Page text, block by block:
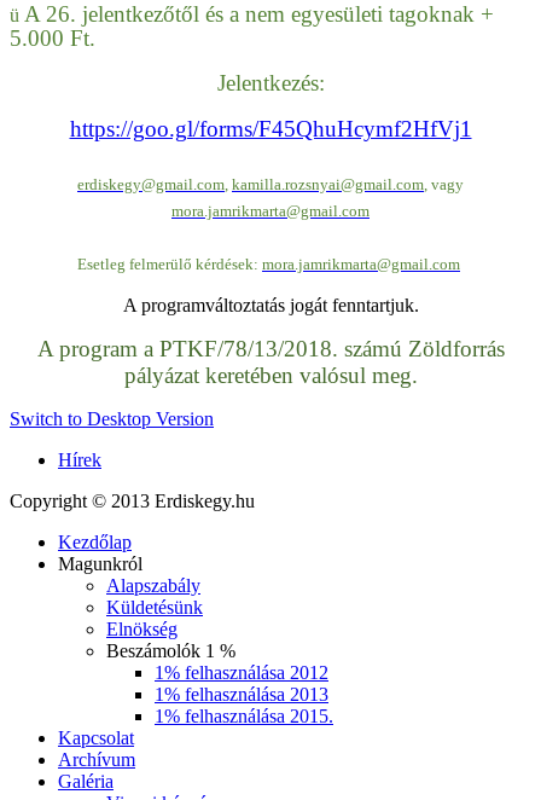
ü A 26. jelentkezőtől és a nem egyesületi tagoknak +
5.000 Ft.
Jelentkezés:
https://goo.gl/forms/F45QhuHcymf2HfVj1
erdiskegy@gmail.com, kamilla.rozsnyai@gmail.com, vagy
mora.jamrikmarta@gmail.com
Esetleg felmerülő kérdések: mora.jamrikmarta@gmail.com
A programváltoztatás jogát fenntartjuk.
A program a PTKF/78/13/2018. számú Zöldforrás
pályázat keretében valósul meg.
Switch to Desktop Version
Hírek
Copyright © 2013 Erdiskegy.hu
Kezdőlap
Magunkról
Alapszabály
Küldetésünk
Elnökség
Beszámolók 1 %
1% felhasználása 2012
1% felhasználása 2013
1% felhasználása 2015.
Kapcsolat
Archívum
Galéria